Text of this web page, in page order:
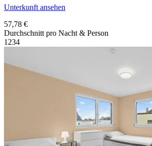
Unterkunft ansehen
57,78 €
Durchschnitt pro Nacht & Person
1 234